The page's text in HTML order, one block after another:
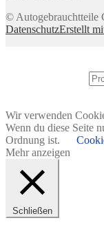
© Autogebrauchtteile
DatenschutzErstellt
Wir verwenden
Wenn du diese Seite
Ordnung ist.
Mehr anzeigen
Schließen